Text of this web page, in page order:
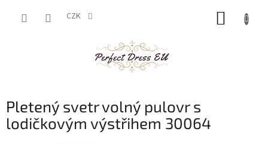
CZK
Pletený svetr volný pulovr s
lodičkovým výstřihem 30064